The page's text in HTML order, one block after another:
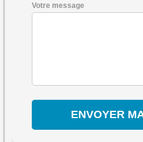
Votre message